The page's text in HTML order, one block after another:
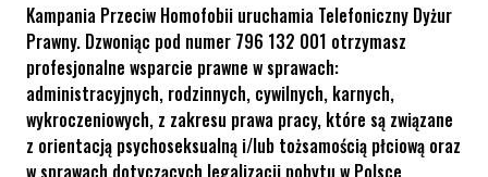
Kampania Przeciw Homofobii uruchamia Telefoniczny Dyżur
Prawny. Dzwoniąc pod numer 796 132 001 otrzymasz
profesjonalne wsparcie prawne w sprawach:
administracyjnych, rodzinnych, cywilnych, karnych,
wykroczeniowych, z zakresu prawa pracy, które są związane
z orientacją psychoseksualną i/lub tożsamością płciową oraz
w sprawach dotyczących legalizacji pobytu w Polsce